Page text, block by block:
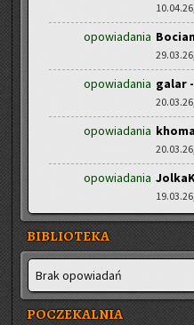
opowiadania
opowiadania galar
opowiadania
opowiadania
BIBLIOTEKA
Brak opo­wia­dań
POCZEKALNIA